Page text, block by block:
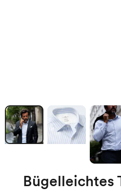
Bügelleichtes